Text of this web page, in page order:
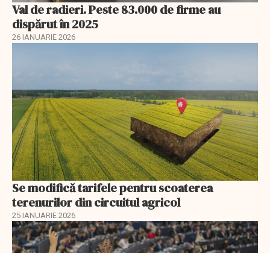
Val de radieri. Peste 83.000 de firme au
dispărut în 2025
26 IANUARIE 2026
Se modifică tarifele pentru scoaterea
terenurilor din circuitul agricol
25 IANUARIE 2026